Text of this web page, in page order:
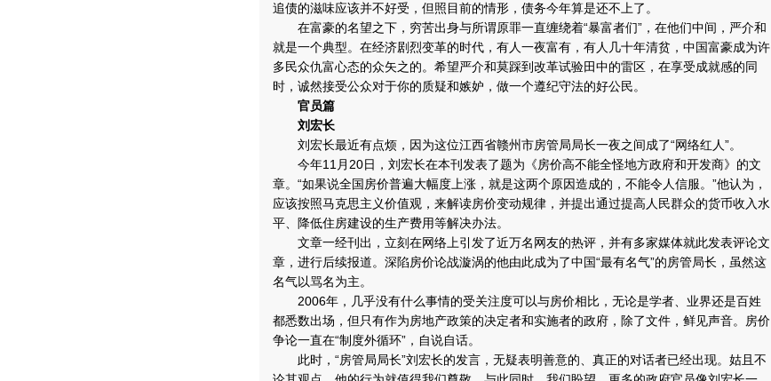
追债的滋味应该并不好受，但照目前的情形，债务今年算是还不上了。
在富豪的名望之下，穷苦出身与所谓原罪一直缠绕着“暴富者们”，在他们中间，严介和
就是一个典型。在经济剧烈变革的时代，有人一夜富有，有人几十年清贫，中国富豪成为许
多民众仇富心态的众矢之的。希望严介和莫踩到改革试验田中的雷区，在享受成就感的同
时，诚然接受公众对于你的质疑和嫉妒，做一个遵纪守法的好公民。
官员篇
刘宏长
刘宏长最近有点烦，因为这位江西省赣州市房管局局长一夜之间成了“网络红人”。
今年11月20日，刘宏长在本刊发表了题为《房价高不能全怪地方政府和开发商》的文
章。“如果说全国房价普遍大幅度上涨，就是这两个原因造成的，不能令人信服。”他认为，
应该按照马克思主义价值观，来解读房价变动规律，并提出通过提高人民群众的货币收入水
平、降低住房建设的生产费用等解决办法。
文章一经刊出，立刻在网络上引发了近万名网友的热评，并有多家媒体就此发表评论文
章，进行后续报道。深陷房价论战漩涡的他由此成为了中国“最有名气”的房管局长，虽然这
名气以骂名为主。
2006年，几乎没有什么事情的受关注度可以与房价相比，无论是学者、业界还是百姓
都悉数出场，但只有作为房地产政策的决定者和实施者的政府，除了文件，鲜见声音。房价
争论一直在“制度外循环”，自说自话。
此时，“房管局局长”刘宏长的发言，无疑表明善意的、真正的对话者已经出现。姑且不